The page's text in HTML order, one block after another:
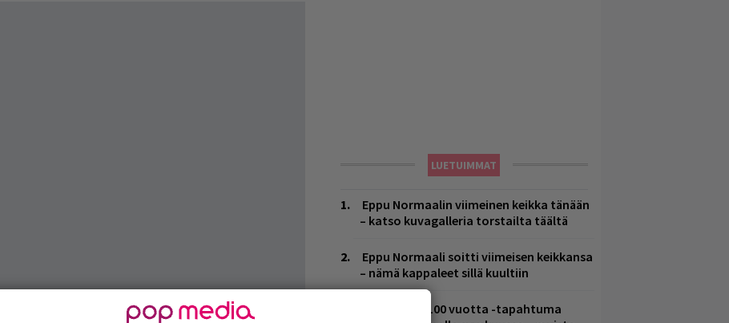
LUETUIMMAT
Eppu Normaalin viimeinen keikka tänään
– katso kuvagalleria torstailta täältä
Eppu Normaali soitti viimeisen keikkansa
– nämä kappaleet sillä kuultiin
Valtava Yle 100 vuotta -tapahtuma